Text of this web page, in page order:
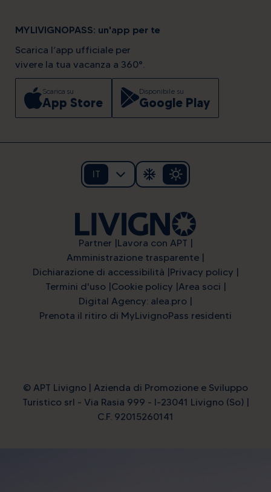
MYLIVIGNOPASS: un'app per te
Scarica l’app ufficiale per
vivere la tua vacanza a 360°.
Scarica su
App Store
Disponibile su
Google Play
IT
Partner Lavora con APT
Amministrazione trasparente
Dichiarazione di accessibilità Privacy policy
Termini d'uso Cookie policy Area soci
Digital Agency: alea.pro
Prenota il ritiro di MyLivignoPass residenti
© APT Livigno | Azienda di Promozione e Sviluppo
Turistico srl - Via Rasia 999 - I-23041 Livigno (So) |
C.F. 92015260141